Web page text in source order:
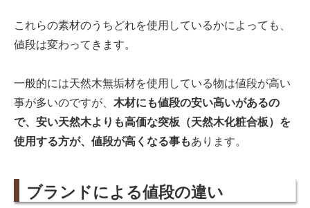
これらの素材のうちどれを使用しているかによっても、
値段は変わってきます。
一般的には天然木無垢材を使用している物は値段が高い
事が多いのですが、 木材にも値段の安い高いがあるの
で、安い天然木よりも高価な突板（天然木化粧合板）を
使用する方が、値段が高くなる事もあります。
ブランドによる値段の違い